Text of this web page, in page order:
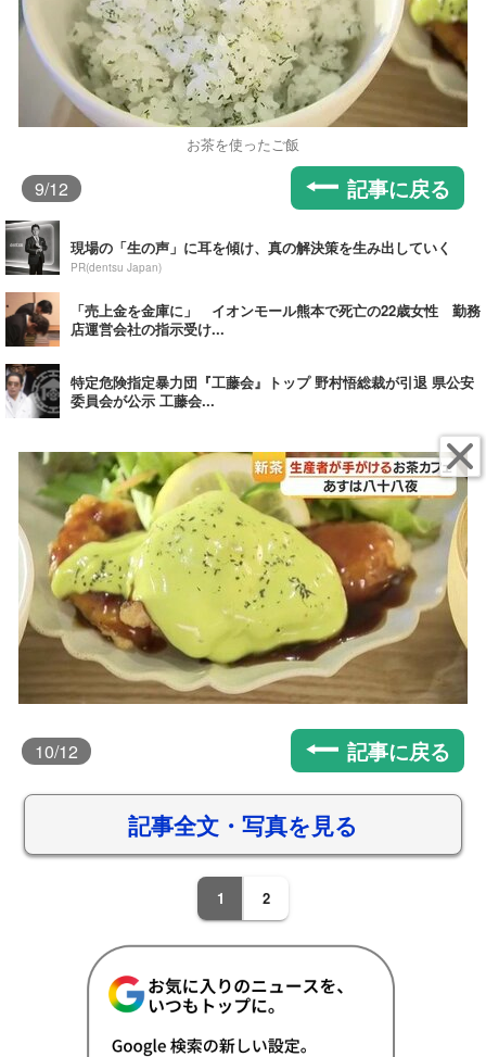
お茶を使ったご飯
9/12 記事に戻る
現場の「生の声」に耳を傾け、真の解決策を生み出していく
PR(dentsu Japan)
「売上金を金庫に」 イオンモール熊本で死亡の22歳女性 勤務
店運営会社の指示受け...
特定危険指定暴力団『工藤会』トップ 野村悟総裁が引退 県公安
委員会が公示 工藤会...
10/12 記事に戻る
記事全文・写真を見る
1 2